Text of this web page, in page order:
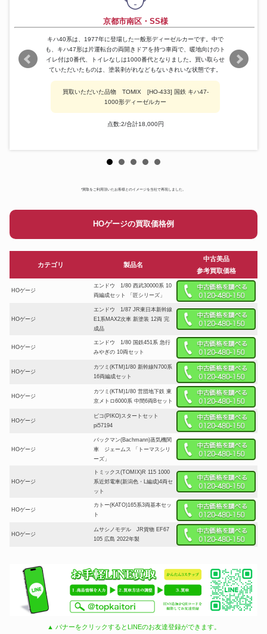
京都市南区・SS様
キハ40系は、1977年に登場した一般形ディーゼルカーです。中で
も、キハ47形は片運転台の両開きドアを持つ車両で、暖地向けのト
イレ付は0番代、トイレなしは1000番代となりました。買い取らせ
ていただいたものは、塗装剥がれなどもないきれいな状態です。
買取いただいた品物 TOMIX [HO-433] 国鉄 キハ47-
1000形ディーゼルカー
点数:2/合計18,000円
*買取をご利用頂いたお客様とのイメージを当社で再現しました。
HOゲージの買取価格例
カテゴリ 製品名
中古美品
参考買取価格
HOゲージ
エンドウ 1/80 西武30000系 10
両編成セット 「匠シリーズ」
HOゲージ
エンドウ 1/87 JR東日本新幹線
E1系MAX2次車 新塗装 12両 完
成品
HOゲージ
エンドウ 1/80 国鉄451系 急行
みやぎの 10両セット
HOゲージ
カツミ(KTM)1/80 新幹線N700系
16両編成セット
HOゲージ
カツミ(KTM)1/80 営団地下鉄 東
京メトロ6000系 中間6両Bセット
HOゲージ
ピコ(PIKO)スタートセット
pi57194
HOゲージ
バックマン(Bachmann)蒸気機関
車 ジェームス 「トーマスシリ
ーズ」
HOゲージ
トミックス(TOMIX)R 115 1000
系近郊電車(新潟色・L編成)4両セ
ット
HOゲージ
カトー(KATO)165系3両基本セッ
ト
HOゲージ
ムサシノモデル JR貨物 EF67
105 広島 2022年製
▲ バナーをクリックするとLINEのお友達登録ができます。